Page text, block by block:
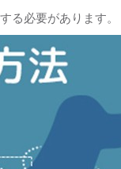
る必要があります